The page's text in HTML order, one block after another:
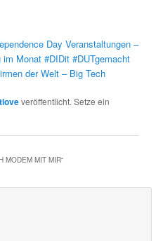
Day Veranstaltungen –
Monat #DIDit #DUTgemacht
der Welt – Big Tech
veröffentlicht. Setze ein
MODEM MIT MIR“